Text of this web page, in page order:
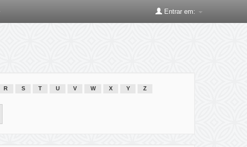
Entrar em:
R S T U V W X Y Z